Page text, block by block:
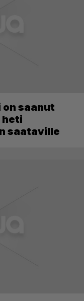
on saanut
heti
saataville